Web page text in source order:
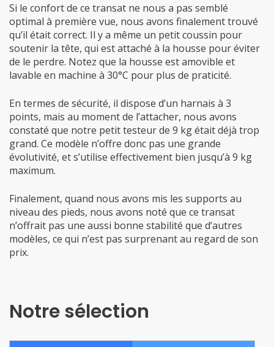
Si le confort de ce transat ne nous a pas semblé
optimal à première vue, nous avons finalement trouvé
qu’il était correct. Il y a même un petit coussin pour
soutenir la tête, qui est attaché à la housse pour éviter
de le perdre. Notez que la housse est amovible et
lavable en machine à 30°C pour plus de praticité.
En termes de sécurité, il dispose d’un harnais à 3
points, mais au moment de l’attacher, nous avons
constaté que notre petit testeur de 9 kg était déjà trop
grand. Ce modèle n’offre donc pas une grande
évolutivité, et s’utilise effectivement bien jusqu’à 9 kg
maximum.
Finalement, quand nous avons mis les supports au
niveau des pieds, nous avons noté que ce transat
n’offrait pas une aussi bonne stabilité que d’autres
modèles, ce qui n’est pas surprenant au regard de son
prix.
Notre sélection